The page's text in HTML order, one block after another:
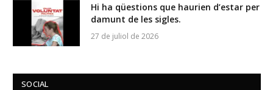
Hi ha qüestions que haurien d’estar per
damunt de les sigles.
27 de juliol de 2026
SOCIAL